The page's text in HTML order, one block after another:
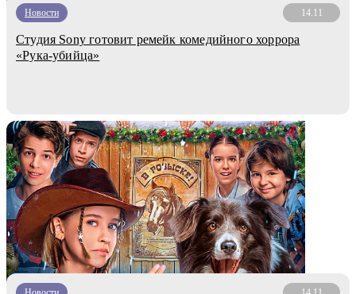
Новости 14.11
Студия Sony готовит ремейк комедийного хоррора
«Рука-убийца»